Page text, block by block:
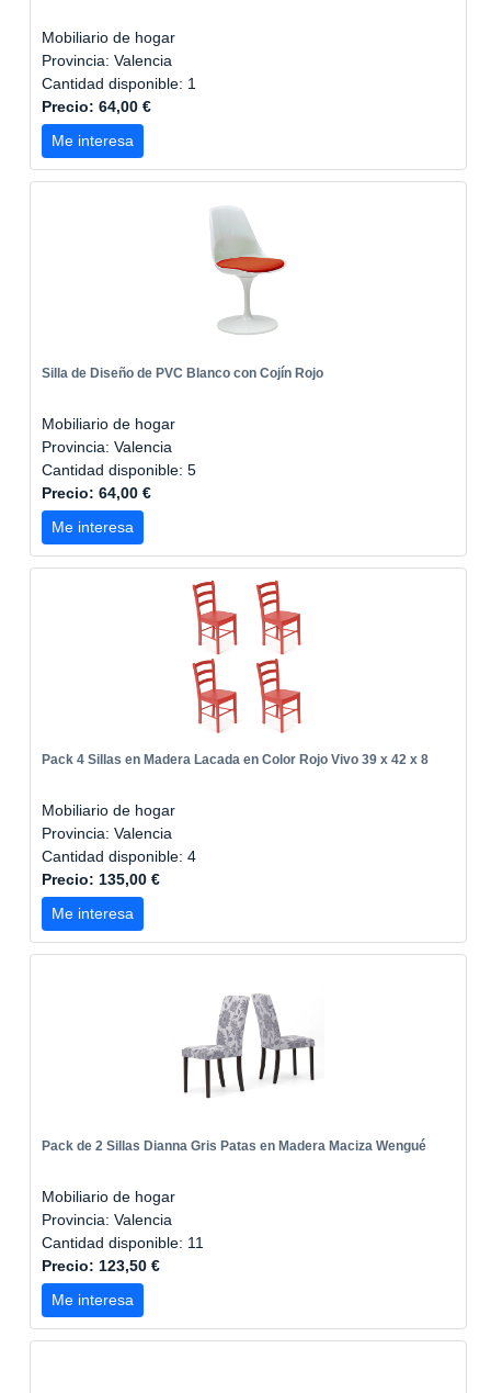
Mobiliario de hogar
Provincia: Valencia
Cantidad disponible: 1
Precio: 64,00 €
Me interesa
Silla de Diseño de PVC Blanco con Cojín Rojo
Mobiliario de hogar
Provincia: Valencia
Cantidad disponible: 5
Precio: 64,00 €
Me interesa
Pack 4 Sillas en Madera Lacada en Color Rojo Vivo 39 x 42 x 8
Mobiliario de hogar
Provincia: Valencia
Cantidad disponible: 4
Precio: 135,00 €
Me interesa
Pack de 2 Sillas Dianna Gris Patas en Madera Maciza Wengué
Mobiliario de hogar
Provincia: Valencia
Cantidad disponible: 11
Precio: 123,50 €
Me interesa